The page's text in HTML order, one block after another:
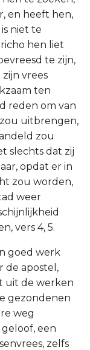
en heeft hen,
niet te
hen liet
te zijn,
vrees
ten
reden om van
uitbrengen,
zou
slechts dat zij
opdat er in
zou worden,
weer
vers 4, 5.
goed werk
de apostel,
uit de werken
gezondenen
weg
een
zelfs